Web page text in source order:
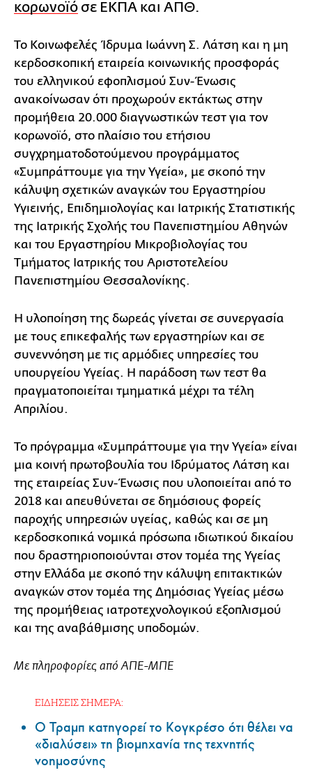
κορωνοϊό σε ΕΚΠΑ και ΑΠΘ.
Το Κοινωφελές Ίδρυμα Ιωάννη Σ. Λάτση και η μη
κερδοσκοπική εταιρεία κοινωνικής προσφοράς
του ελληνικού εφοπλισμού Συν-Ένωσις
ανακοίνωσαν ότι προχωρούν εκτάκτως στην
προμήθεια 20.000 διαγνωστικών τεστ για τον
κορωνοϊό, στο πλαίσιο του ετήσιου
συγχρηματοδοτούμενου προγράμματος
«Συμπράττουμε για την Υγεία», με σκοπό την
κάλυψη σχετικών αναγκών του Εργαστηρίου
Υγιεινής, Επιδημιολογίας και Ιατρικής Στατιστικής
της Ιατρικής Σχολής του Πανεπιστημίου Αθηνών
και του Εργαστηρίου Μικροβιολογίας του
Τμήματος Ιατρικής του Αριστοτελείου
Πανεπιστημίου Θεσσαλονίκης.
Η υλοποίηση της δωρεάς γίνεται σε συνεργασία
με τους επικεφαλής των εργαστηρίων και σε
συνεννόηση με τις αρμόδιες υπηρεσίες του
υπουργείου Υγείας. Η παράδοση των τεστ θα
πραγματοποιείται τμηματικά μέχρι τα τέλη
Απριλίου.
Το πρόγραμμα «Συμπράττουμε για την Υγεία» είναι
μια κοινή πρωτοβουλία του Ιδρύματος Λάτση και
της εταιρείας Συν-Ένωσις που υλοποιείται από το
2018 και απευθύνεται σε δημόσιους φορείς
παροχής υπηρεσιών υγείας, καθώς και σε μη
κερδοσκοπικά νομικά πρόσωπα ιδιωτικού δικαίου
που δραστηριοποιούνται στον τομέα της Υγείας
στην Ελλάδα με σκοπό την κάλυψη επιτακτικών
αναγκών στον τομέα της Δημόσιας Υγείας μέσω
της προμήθειας ιατροτεχνολογικού εξοπλισμού
και της αναβάθμισης υποδομών.
Με πληροφορίες από ΑΠΕ-ΜΠΕ
ΕΙΔΗΣΕΙΣ ΣΗΜΕΡΑ:
Ο Τραμπ κατηγορεί το Κογκρέσο ότι θέλει να
«διαλύσει» τη βιομηχανία της τεχνητής
νοημοσύνης